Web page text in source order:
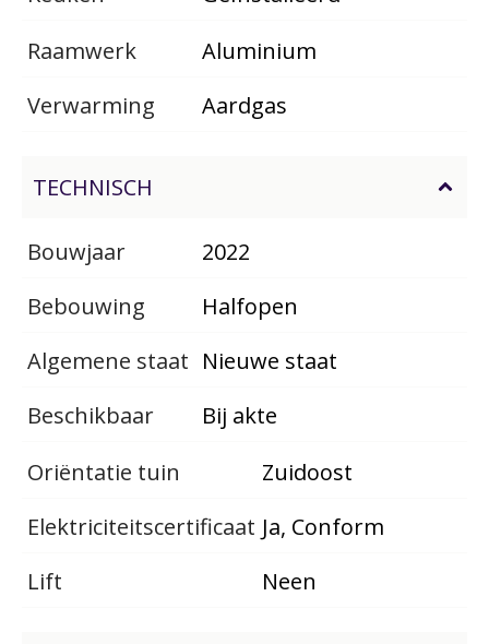
Raamwerk
Aluminium
Verwarming
Aardgas
TECHNISCH
Bouwjaar
2022
Bebouwing
Halfopen
Algemene staat Nieuwe staat
Beschikbaar
Bij akte
Oriëntatie tuin
Zuidoost
Elektriciteitscertificaat Ja, Conform
Lift
Neen